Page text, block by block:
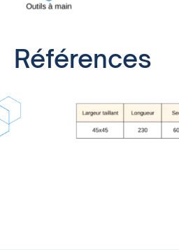
Références